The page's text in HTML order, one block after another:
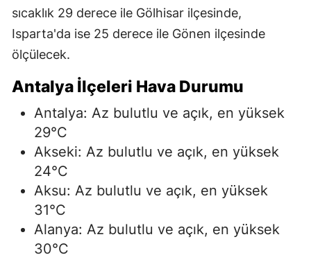
sıcaklık 29 derece ile Gölhisar ilçesinde,
Isparta'da ise 25 derece ile Gönen ilçesinde
ölçülecek.
Antalya İlçeleri Hava Durumu
Antalya: Az bulutlu ve açık, en yüksek
29°C
Akseki: Az bulutlu ve açık, en yüksek
24°C
Aksu: Az bulutlu ve açık, en yüksek
31°C
Alanya: Az bulutlu ve açık, en yüksek
30°C